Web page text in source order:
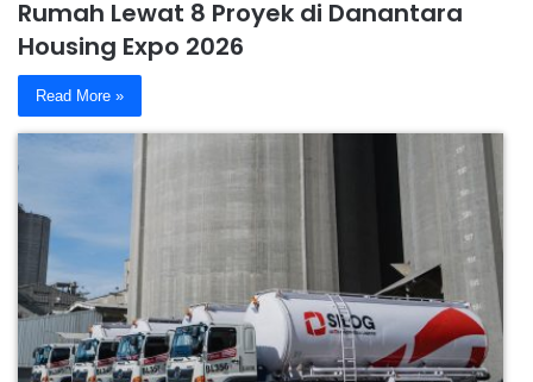
Rumah Lewat 8 Proyek di Danantara
Housing Expo 2026
Read More »